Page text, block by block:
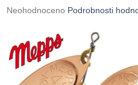
Průměrné
0,0
Neohodnoceno Podrobnosti